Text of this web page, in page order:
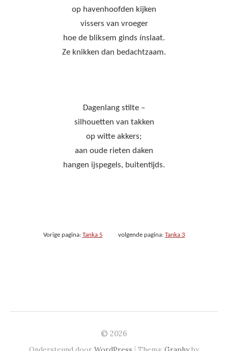
op havenhoofden kijken
vissers van vroeger
hoe de bliksem ginds ínslaat.
Ze knikken dan bedachtzaam.
Dagenlang stilte –
silhouetten van takken
op witte akkers;
aan oude rieten daken
hangen ijspegels, buitentijds.
Vorige pagina: Tanka 5 volgende pagina: Tanka 3
© 2026
|